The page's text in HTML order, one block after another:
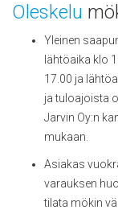
Oleskelu
Yleinen
lähtöaika klo
17.00 ja
ja tuloajoista
Jarvin Oy:n
mukaan.
Asiakas
varauksen
tilata mökin